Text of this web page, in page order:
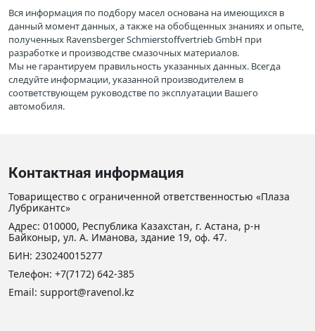
Вся информация по подбору масел основана на имеющихся в
данный момент данных, а также на обобщенных знаниях и опыте,
полученных Ravensberger Schmierstoffvertrieb GmbH при
разработке и производстве смазочных материалов.
Мы не гарантируем правильность указанных данных. Всегда
следуйте информации, указанной производителем в
соответствующем руководстве по эксплуатации Вашего
автомобиля.
Контактная информация
Товарищество с ограниченной ответственностью «Плаза
Лубрикантс»
Адрес: 010000, Республика Казахстан, г. Астана, р-н
Байконыр, ул. А. Иманова, здание 19, оф. 47.
БИН: 230240015277
Телефон: +7(7172) 642-385
Email: support@ravenol.kz